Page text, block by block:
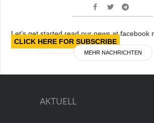
Let’s get started read our news at facebook
CLICK HERE FOR SUBSCRIBE
MEHR NACHRICHTEN
AKTUELL